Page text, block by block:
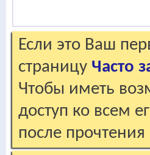
Если это Ваш
страницу Часто
Чтобы иметь
доступ ко всем
после прочтения